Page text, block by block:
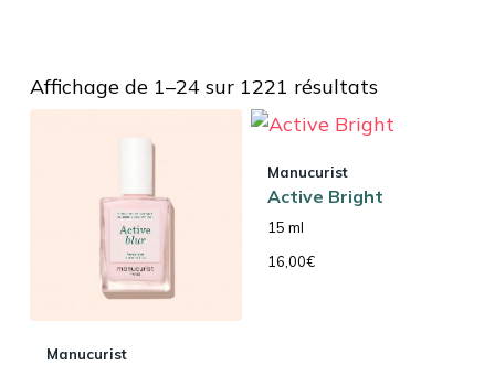
Affichage de 1–24 sur 1221 résultats
Manucurist
Manucurist
Active Bright
15 ml
16,00€